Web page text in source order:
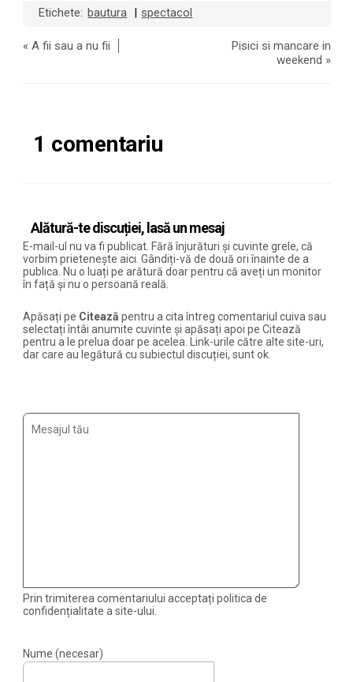
Etichete: bautura spectacol
«A fii sau a nu fii
Pisici si mancare in
weekend »
1 comentariu
Alătură-te discuției, lasă un mesaj
E-mail-ul nu va fi publicat. Fără înjurături și cuvinte grele, că
vorbim prietenește aici. Gândiți-vă de două ori înainte de a
publica. Nu o luați pe arătură doar pentru că aveți un monitor
în față și nu o persoană reală.
Apăsați pe Citează pentru a cita întreg comentariul cuiva sau
selectați întâi anumite cuvinte și apăsați apoi pe Citează
pentru a le prelua doar pe acelea. Link-urile către alte site-uri,
dar care au legătură cu subiectul discuției, sunt ok.
Prin trimiterea comentariului acceptați politica de
confidențialitate a site-ului.
Nume (necesar)